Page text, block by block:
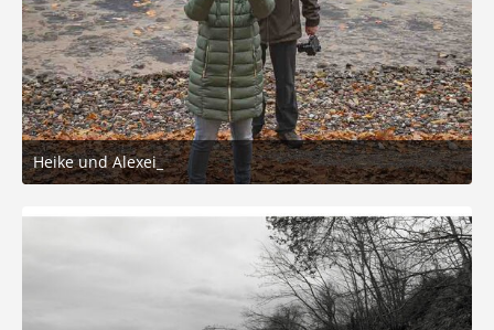
Heike und Alexei_
14. November 2025 um 18:34